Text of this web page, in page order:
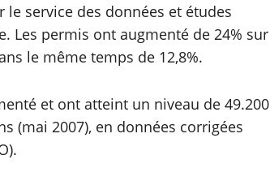
service des données et études
Les permis ont augmenté de 24% sur
le même temps de 12,8%.
et ont atteint un niveau de 49.200
(mai 2007), en données corrigées